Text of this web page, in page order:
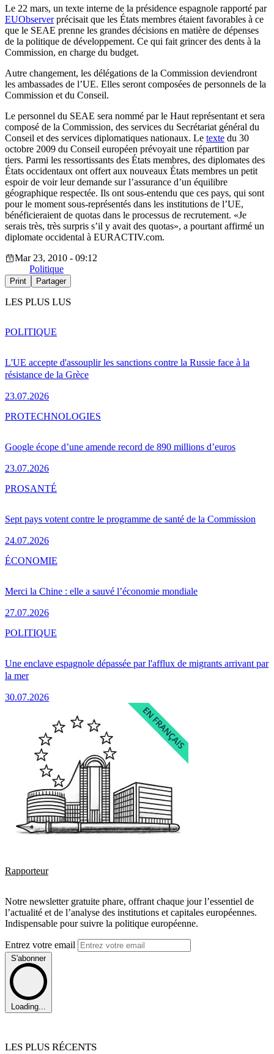
Le 22 mars, un texte interne de la présidence espagnole rapporté par
EUObserverprécisait que les États membres étaient favorables à ce
que le SEAE prenne les grandes décisions en matière de dépenses
de la politique de développement. Ce qui fait grincer des dents à la
Commission, en charge du budget.
Autre changement, les délégations de la Commission deviendront
les ambassades de l’UE. Elles seront composées de personnels de la
Commission et du Conseil.
Le personnel du SEAE sera nommé par le Haut représentant et sera
composé de la Commission, des services du Secrétariat général du
Conseil et des services diplomatiques nationaux. Le texte du 30
octobre 2009 du Conseil européen prévoyait une répartition par
tiers. Parmi les ressortissants des États membres, des diplomates des
États occidentaux ont offert aux nouveaux États membres un petit
espoir de voir leur demande sur l’assurance d’un équilibre
géographique respectée. Ils ont sous-entendu que ces pays, qui sont
pour le moment sous-représentés dans les institutions de l’UE,
bénéficieraient de quotas dans le processus de recrutement. «Je
serais très, très surpris s’il y avait des quotas», a pourtant affirmé un
diplomate occidental à EURACTIV.com.
Mar 23, 2010 - 09:12
Politique
Print Partager
LES PLUS LUS
L'UE accepte d'assouplir les sanctions contre la Russie face à la
résistance de la Grèce
23.07.2026
POLITIQUE
Google écope d’une amende record de 890 millions d’euros
23.07.2026
PROTECHNOLOGIES
Sept pays votent contre le programme de santé de la Commission
24.07.2026
PROSANTÉ
Merci la Chine : elle a sauvé l’économie mondiale
27.07.2026
ÉCONOMIE
Une enclave espagnole dépassée par l'afflux de migrants arrivant par
la mer
30.07.2026
POLITIQUE
Rapporteur
Notre newsletter gratuite phare, offrant chaque jour l’essentiel de
l’actualité et de l’analyse des institutions et capitales européennes.
Indispensable pour suivre la politique européenne.
Entrez votre email
S'abonner
Loading...
LES PLUS RÉCENTS